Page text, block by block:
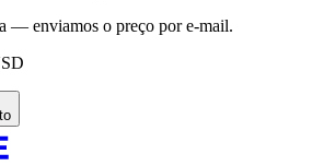
— enviamos o preço por e-mail.